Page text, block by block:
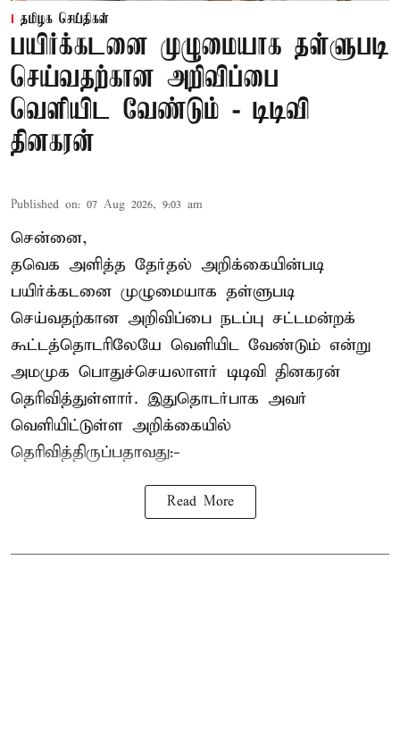
தமிழக செய்திகள்
பயிர்க்கடனை முழுமையாக தள்ளுபடி
செய்வதற்கான அறிவிப்பை
வெளியிட வேண்டும் - டிடிவி
தினகரன்
Published on: 07 Aug 2026, 9:03 am
சென்னை,
தவெக அளித்த தேர்தல் அறிக்கையின்படி
பயிர்க்கடனை முழுமையாக தள்ளுபடி
செய்வதற்கான அறிவிப்பை நடப்பு சட்டமன்றக்
கூட்டத்தொடரிலேயே வெளியிட வேண்டும் என்று
அமமுக பொதுச்செயலாளர் டிடிவி தினகரன்
தெரிவித்துள்ளார். இதுதொடர்பாக அவர்
வெளியிட்டுள்ள அறிக்கையில்
தெரிவித்திருப்பதாவது:-
Read More